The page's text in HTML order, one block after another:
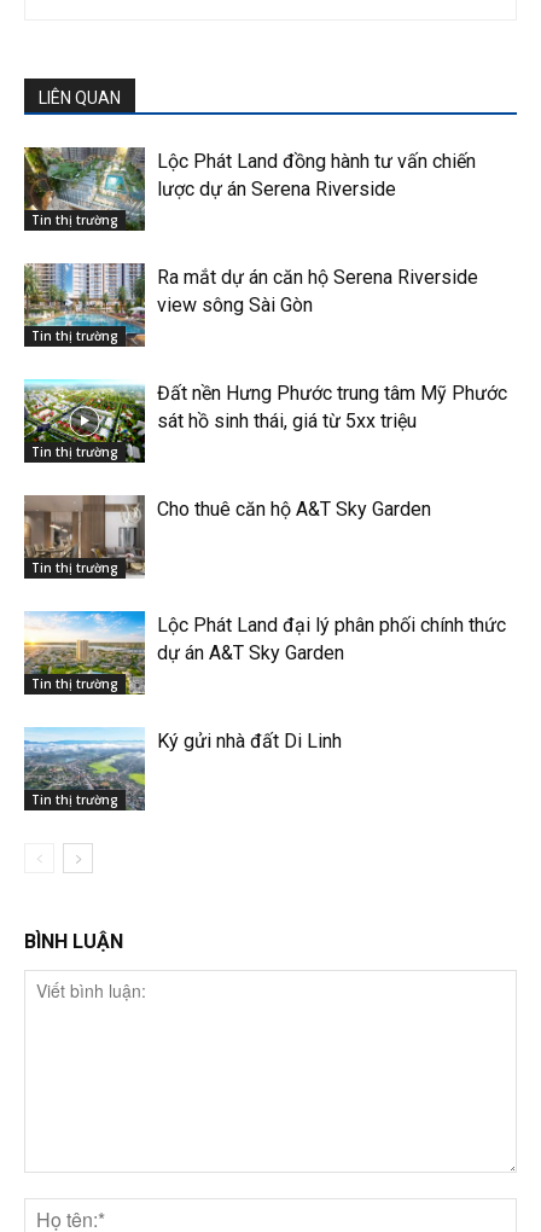
LIÊN QUAN
Tin thị trường
Lộc Phát Land đồng hành tư vấn chiến
lược dự án Serena Riverside
Tin thị trường
Ra mắt dự án căn hộ Serena Riverside
view sông Sài Gòn
Tin thị trường
Đất nền Hưng Phước trung tâm Mỹ Phước
sát hồ sinh thái, giá từ 5xx triệu
Tin thị trường
Cho thuê căn hộ A&T Sky Garden
Tin thị trường
Lộc Phát Land đại lý phân phối chính thức
dự án A&T Sky Garden
Tin thị trường
Ký gửi nhà đất Di Linh
BÌNH LUẬN